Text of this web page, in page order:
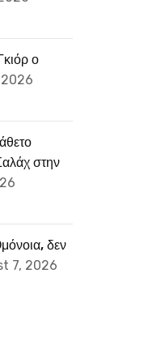
ο
στην
δεν
7, 2026